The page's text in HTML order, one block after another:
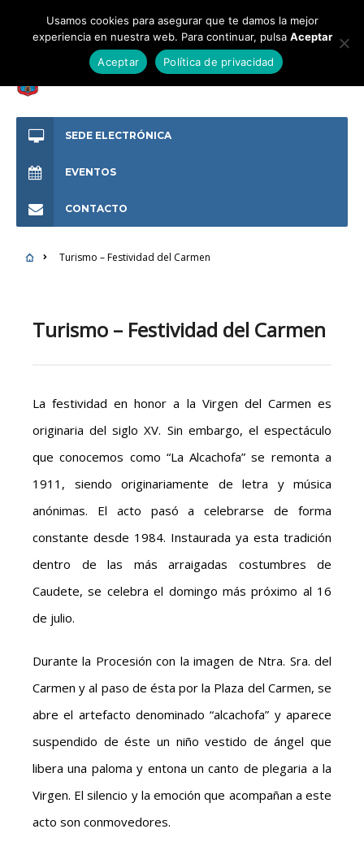
SEDE ELECTRÓNICA
EVENTOS
CONTACTO
Turismo – Festividad del Carmen
Turismo – Festividad del Carmen
La festividad en honor a la Virgen del Carmen es
originaria del siglo XV. Sin embargo, el espectáculo
que conocemos como “La Alcachofa” se remonta a
1911, siendo originariamente de letra y música
anónimas. El acto pasó a celebrarse de forma
constante desde 1984. Instaurada ya esta tradición
dentro de las más arraigadas costumbres de
Caudete, se celebra el domingo más próximo al 16
de julio.
Durante la Procesión con la imagen de Ntra. Sra. del
Carmen y al paso de ésta por la Plaza del Carmen, se
abre el artefacto denominado “alcachofa” y aparece
suspendido de éste un niño vestido de ángel que
libera una paloma y entona un canto de plegaria a la
Virgen. El silencio y la emoción que acompañan a este
acto son conmovedores.
Usamos cookies para asegurar que te damos la mejor
experiencia en nuestra web. Para continuar, pulsa Aceptar
Aceptar
Política de privacidad